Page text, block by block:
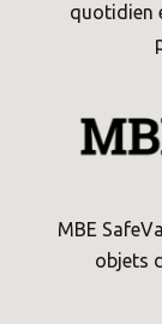
quotidien
MBE
objets